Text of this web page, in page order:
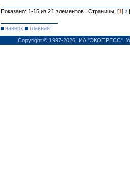
Показано: 1-15 из 21 элементов | Страницы: [1] 2 |
наверх
главная
Copyright © 1997-2026, ИА "ЭКОПРЕСС".